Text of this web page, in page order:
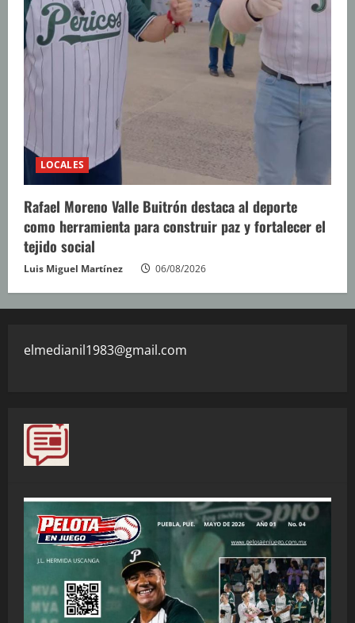
LOCALES
Rafael Moreno Valle Buitrón destaca al deporte
como herramienta para construir paz y fortalecer el
tejido social
Luis Miguel Martínez 06/08/2026
elmedianil1983@gmail.com